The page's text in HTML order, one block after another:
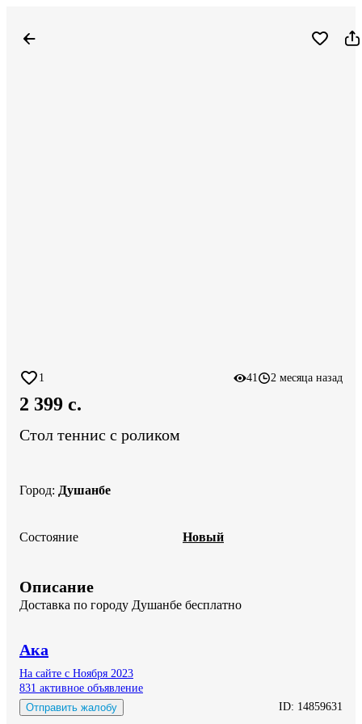
1 41 2 месяца назад
2 399 c.
Стол теннис с роликом
Город: Душанбе
Состояние Новый
Описание
Доставка по городу Душанбе бесплатно
Ака
На сайте с Ноября 2023
831 активное объявление
Отправить жалобу
ID: 14859631